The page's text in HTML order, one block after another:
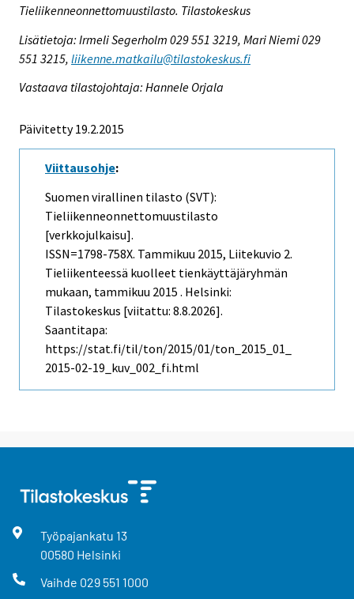
Tieliikenneonnettomuustilasto. Tilastokeskus
Lisätietoja: Irmeli Segerholm 029 551 3219, Mari Niemi 029
551 3215, liikenne.matkailu@tilastokeskus.fi
Vastaava tilastojohtaja: Hannele Orjala
Päivitetty 19.2.2015
Viittausohje:
Suomen virallinen tilasto (SVT):
Tieliikenneonnettomuustilasto
[verkkojulkaisu].
ISSN=1798-758X. Tammikuu 2015, Liitekuvio 2.
Tieliikenteessä kuolleet tienkäyttäjäryhmän
mukaan, tammikuu 2015 . Helsinki:
Tilastokeskus [viitattu: 8.8.2026].
Saantitapa:
https://stat.fi/til/ton/2015/01/ton_2015_01_
2015-02-19_kuv_002_fi.html
Työpajankatu 13
00580 Helsinki
Vaihde 029 551 1000